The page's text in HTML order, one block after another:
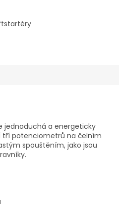
jednoduchá a energeticky
tří potenciometrů na čelním
spouštěním, jako jsou